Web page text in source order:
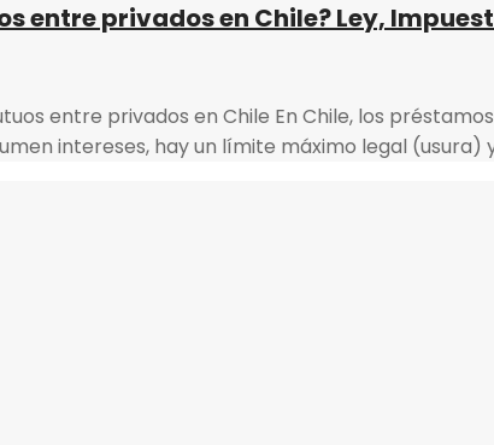
entre privados en Chile? Ley,
entre privados en Chile En Chile, los
intereses, hay un límite máximo legal